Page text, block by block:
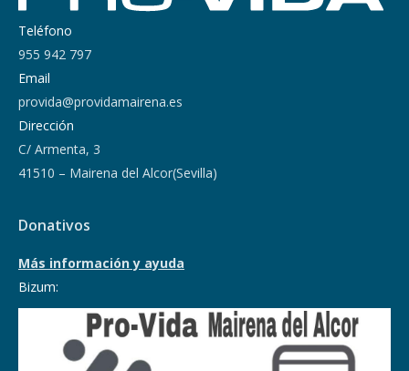
Teléfono
955 942 797
Email
provida@providamairena.es
Dirección
C/ Armenta, 3
41510 – Mairena del Alcor(Sevilla)
Donativos
Más información y ayuda
Bizum: